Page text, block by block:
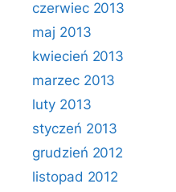
czerwiec 2013
maj 2013
kwiecień 2013
marzec 2013
luty 2013
styczeń 2013
grudzień 2012
listopad 2012